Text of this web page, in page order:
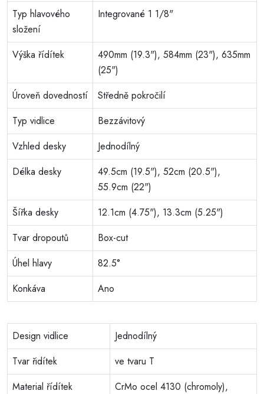
Typ hlavového
složení
Integrované 1 1/8"
Výška řídítek
490mm (19.3"), 584mm (23"), 635mm
(25")
Úroveň dovedností
Středně pokročilí
Typ vidlice
Bezzávitový
Vzhled desky
Jednodílný
Délka desky
49.5cm (19.5"), 52cm (20.5"),
55.9cm (22")
Šířka desky
12.1cm (4.75"), 13.3cm (5.25")
Tvar dropoutů
Box-cut
Úhel hlavy
82.5°
Konkáva
Ano
Design vidlice
Jednodílný
Tvar řidítek
ve tvaru T
Material řídítek
CrMo ocel 4130 (chromoly),